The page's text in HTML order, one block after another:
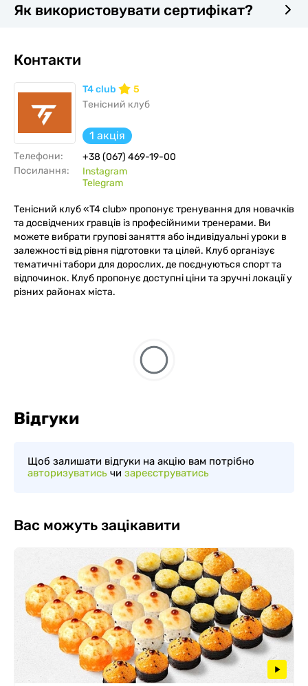
Як використовувати сертифікат?
Контакти
T4 club
5
Тенісний клуб
1 акція
Телефони:
+38 (067) 469-19-00
Посилання:
Instagram
Telegram
Тенісний клуб «T4 club» пропонує тренування для новачків
та досвідчених гравців із професійними тренерами. Ви
можете вибрати групові заняття або індивідуальні уроки в
залежності від рівня підготовки та цілей. Клуб організує
тематичні табори для дорослих, де поєднуються спорт та
відпочинок. Клуб пропонує доступні ціни та зручні локації у
різних районах міста.
Відгуки
Щоб залишати відгуки на акцію вам потрібно
авторизуватись чи зареєструватись
Вас можуть зацікавити